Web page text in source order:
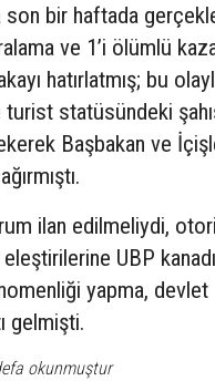
son bir haftada
ve 1’i ölümlü
hatırlatmış; bu
statüsündeki
Başbakan ve
ilan edilmeliydi,
UBP
yapma, devlet
gelmişti.
okunmuştur